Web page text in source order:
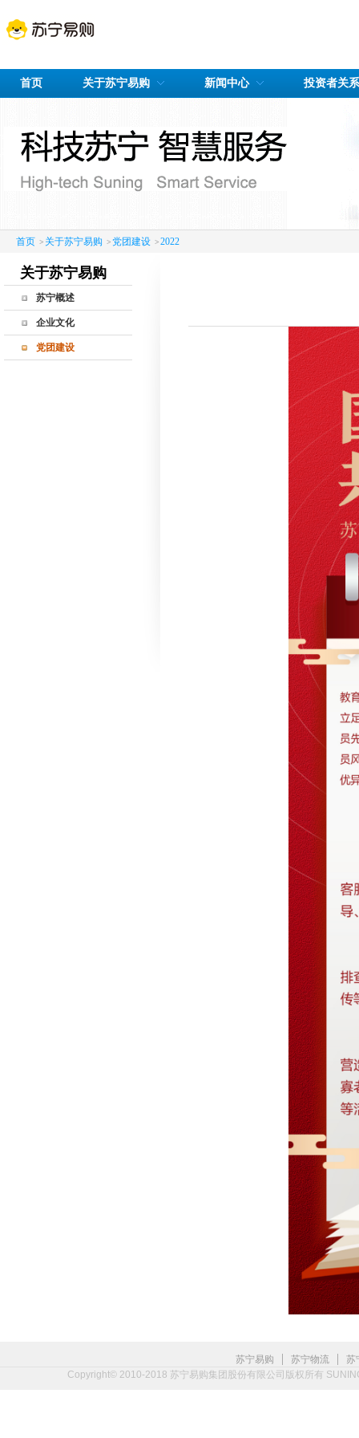
首页 关于苏宁易购 新闻中心 投资者关系
首页 > 关于苏宁易购 >党团建设 >2022
关于苏宁易购
苏宁概述
公司概况
发展历程
企业文化
党团建设
苏宁易购 | 苏宁物流 |
苏
Copyright© 2010-2018 苏宁易购集团股份有限公司版权所有